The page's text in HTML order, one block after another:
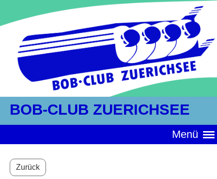
BOB-CLUB ZUERICHSEE
Menü
Zurück